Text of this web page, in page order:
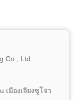
Co., Ltd.
เมืองเจียงซูโจว